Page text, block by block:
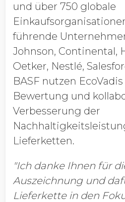
und über 750 globale
führende
Johnson, Continental,
Oetker, Nestlé,
BASF nutzen
Bewertung und
Verbesserung der
Lieferketten.
"Ich danke Ihnen für
Auszeichnung und
Lieferkette in den